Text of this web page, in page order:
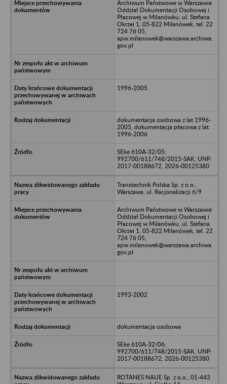
Archiwum Państwowe w Warszawie
Oddział Dokumentacji Osobowej i
Płacowej w Milanówku, ul. Stefana
Okrzei 1, 05-822 Milanówek, tel. 22
724 76 05,
apw.milanowek@warszawa.archiwa.
gov.pl
1996-2005
dokumentacja osobowa z lat 1996-
2005, dokumentacja płacowa z lat
1996-2006
SEke 610A-32/05;
992700/611/748/2015-SAK, UNP:
2017-00188672, 2026-00125380
Transtechnik Polska Sp. z o.o.,
Warszawa, ul. Racjonalizacji 6/9
Archiwum Państwowe w Warszawie
Oddział Dokumentacji Osobowej i
Płacowej w Milanówku, ul. Stefana
Okrzei 1, 05-822 Milanówek, tel. 22
724 76 05,
apw.milanowek@warszawa.archiwa.
gov.pl
1993-2002
dokumentacja osobowa
SEke 610A-32/06;
992700/611/748/2015-SAK, UNP:
2017-00188672, 2026-00125380
ROTANES NAUE Sp. z o.o., 01-443